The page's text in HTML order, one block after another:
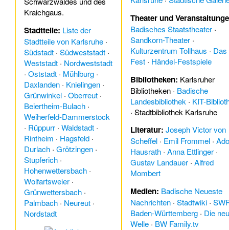
Kraichgaus.
Stadtteile: Liste der
Stadtteile von Karlsruhe·
Südstadt· Südweststadt·
Weststadt· Nordweststadt
· Oststadt· Mühlburg·
Daxlanden· Knielingen·
Grünwinkel· Oberreut·
Beiertheim-Bulach·
Weiherfeld-Dammerstock
· Rüppurr· Waldstadt·
Rintheim · Hagsfeld·
Durlach· Grötzingen·
Stupferich·
Hohenwettersbach·
Wolfartsweier·
Grünwettersbach·
Palmbach· Neureut·
Nordstadt
Theater und
Badisches Staatstheater·
Sandkorn-Theater·
Kulturzentrum Tollhaus · Das
Fest· Händel-Festspiele
Bibliotheken: Karlsruher
Bibliotheken· Badische
Landesbibliothek · KIT-
· Stadtbibliothek Karlsruhe
Literatur: Joseph Victor von
Scheffel· Emil Frommel·
Hausrath· Anna Ettlinger·
Gustav Landauer· Alfred
Mombert
Medien: Badische Neueste
Nachrichten· Stadtwiki·
Baden-Württemberg· Die
Welle· BW Family.tv